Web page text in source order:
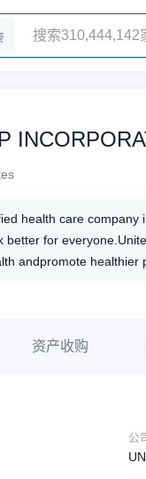
health care
better for
andpromote
资产收购
公